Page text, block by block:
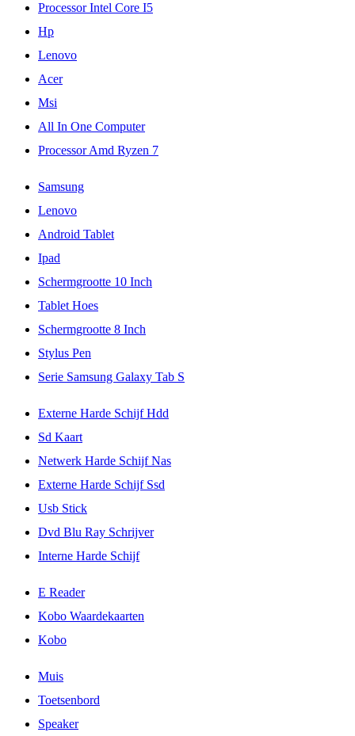
Processor Intel Core I5
Hp
Lenovo
Acer
Msi
All In One Computer
Processor Amd Ryzen 7
Samsung
Lenovo
Android Tablet
Ipad
Schermgrootte 10 Inch
Tablet Hoes
Schermgrootte 8 Inch
Stylus Pen
Serie Samsung Galaxy Tab S
Externe Harde Schijf Hdd
Sd Kaart
Netwerk Harde Schijf Nas
Externe Harde Schijf Ssd
Usb Stick
Dvd Blu Ray Schrijver
Interne Harde Schijf
E Reader
Kobo Waardekaarten
Kobo
Muis
Toetsenbord
Speaker